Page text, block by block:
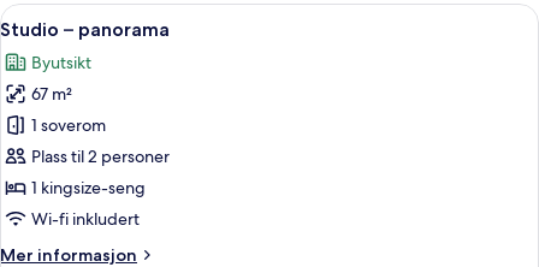
Åpne
alle
bildene
av
Studio
–
panorama
Studio – panorama | Sengetøy av
5
Studio – panorama
Byutsikt
67 m²
1 soverom
Plass til 2 personer
1 kingsize-seng
Wi-fi inkludert
Mer informasjon
Mer